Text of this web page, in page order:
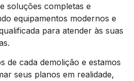
soluções completas e
equipamentos modernos e
para atender às suas
de cada demolição e estamos
seus planos em realidade,